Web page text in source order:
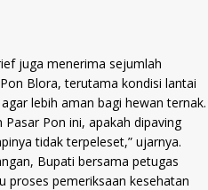
juga menerima sejumlah
Blora, terutama kondisi lantai
lebih aman bagi hewan ternak.
Pon ini, apakah dipaving
tidak terpeleset,” ujarnya.
Bupati bersama petugas
proses pemeriksaan kesehatan